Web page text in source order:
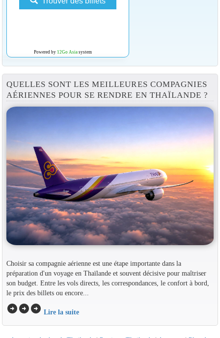
Powered by 12Go Asiasystem
QUELLES SONT LES MEILLEURES COMPAGNIES
AÉRIENNES POUR SE RENDRE EN THAÏLANDE ?
Choisir sa compagnie aérienne est une étape importante dans la
préparation d'un voyage en Thaïlande et souvent décisive pour maîtriser
son budget. Entre les vols directs, les correspondances, le confort à bord,
le prix des billets ou encore...
arrow_circle_rightarrow_circle_rightarrow_circle_right Lire la suite